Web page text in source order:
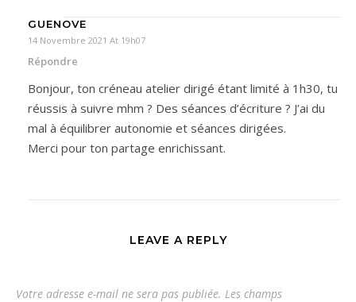
GUENOVE
14 Novembre 2021 At 19h07
Répondre
Bonjour, ton créneau atelier dirigé étant limité à 1h30, tu
réussis à suivre mhm ? Des séances d’écriture ? J’ai du
mal à équilibrer autonomie et séances dirigées.
Merci pour ton partage enrichissant.
LEAVE A REPLY
Votre adresse e-mail ne sera pas publiée. Les champs